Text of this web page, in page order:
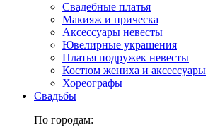
Свадебные платья
Макияж и прическа
Аксессуары невесты
Ювелирные украшения
Платья подружек невесты
Костюм жениха и аксессуары
Хореографы
Свадьбы
По городам: